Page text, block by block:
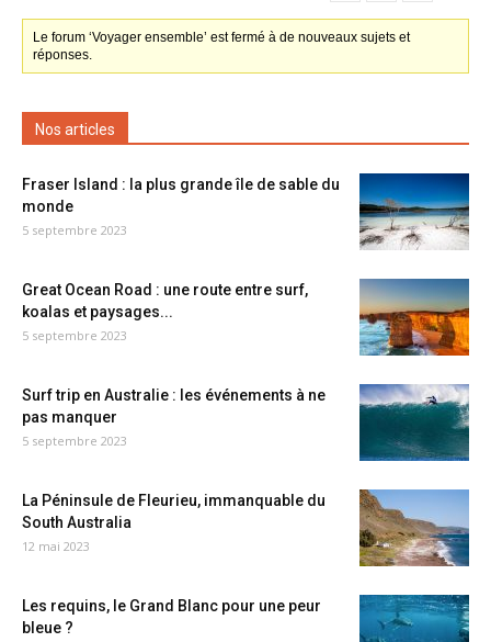
Le forum ‘Voyager ensemble’ est fermé à de nouveaux sujets et
réponses.
Nos articles
Fraser Island : la plus grande île de sable du
monde
5 septembre 2023
Great Ocean Road : une route entre surf,
koalas et paysages...
5 septembre 2023
Surf trip en Australie : les événements à ne
pas manquer
5 septembre 2023
La Péninsule de Fleurieu, immanquable du
South Australia
12 mai 2023
Les requins, le Grand Blanc pour une peur
bleue ?